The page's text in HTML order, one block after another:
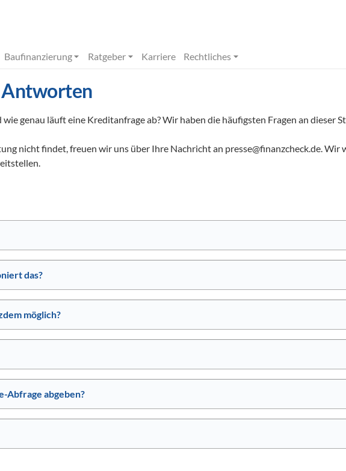
Baufinanzierung Ratgeber Karriere Rechtliches
Antworten
genau läuft eine Kreditanfrage ab? Wir haben die häufigsten Fragen an dieser
nicht findet, freuen wir uns über Ihre Nachricht an presse@finanzcheck.de. Wir
das?
möglich?
Abfrage abgeben?